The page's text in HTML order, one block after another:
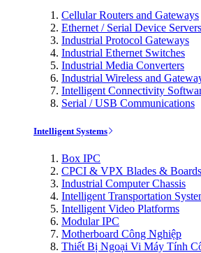
Cellular Routers and Gateways
Ethernet / Serial Device Servers
Industrial Protocol Gateways
Industrial Ethernet Switches
Industrial Media Converters
Industrial Wireless and
Intelligent Connectivity
Serial / USB Communications
Intelligent Systems
Box IPC
CPCI & VPX Blades & Boards
Industrial Computer Chassis
Intelligent Transportation
Intelligent Video Platforms
Modular IPC
Motherboard Công Nghiệp
Thiết Bị Ngoại Vi Máy Tính